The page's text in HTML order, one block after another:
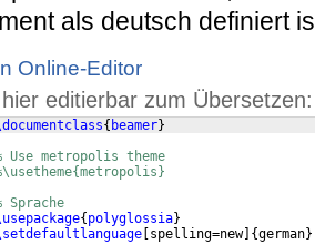
als deutsch definiert
Online-Editor
editierbar zum Übersetzen:
{ beamer}
Use metropolis theme
Sprache
{ polyglossia}
spelling=new] {german}